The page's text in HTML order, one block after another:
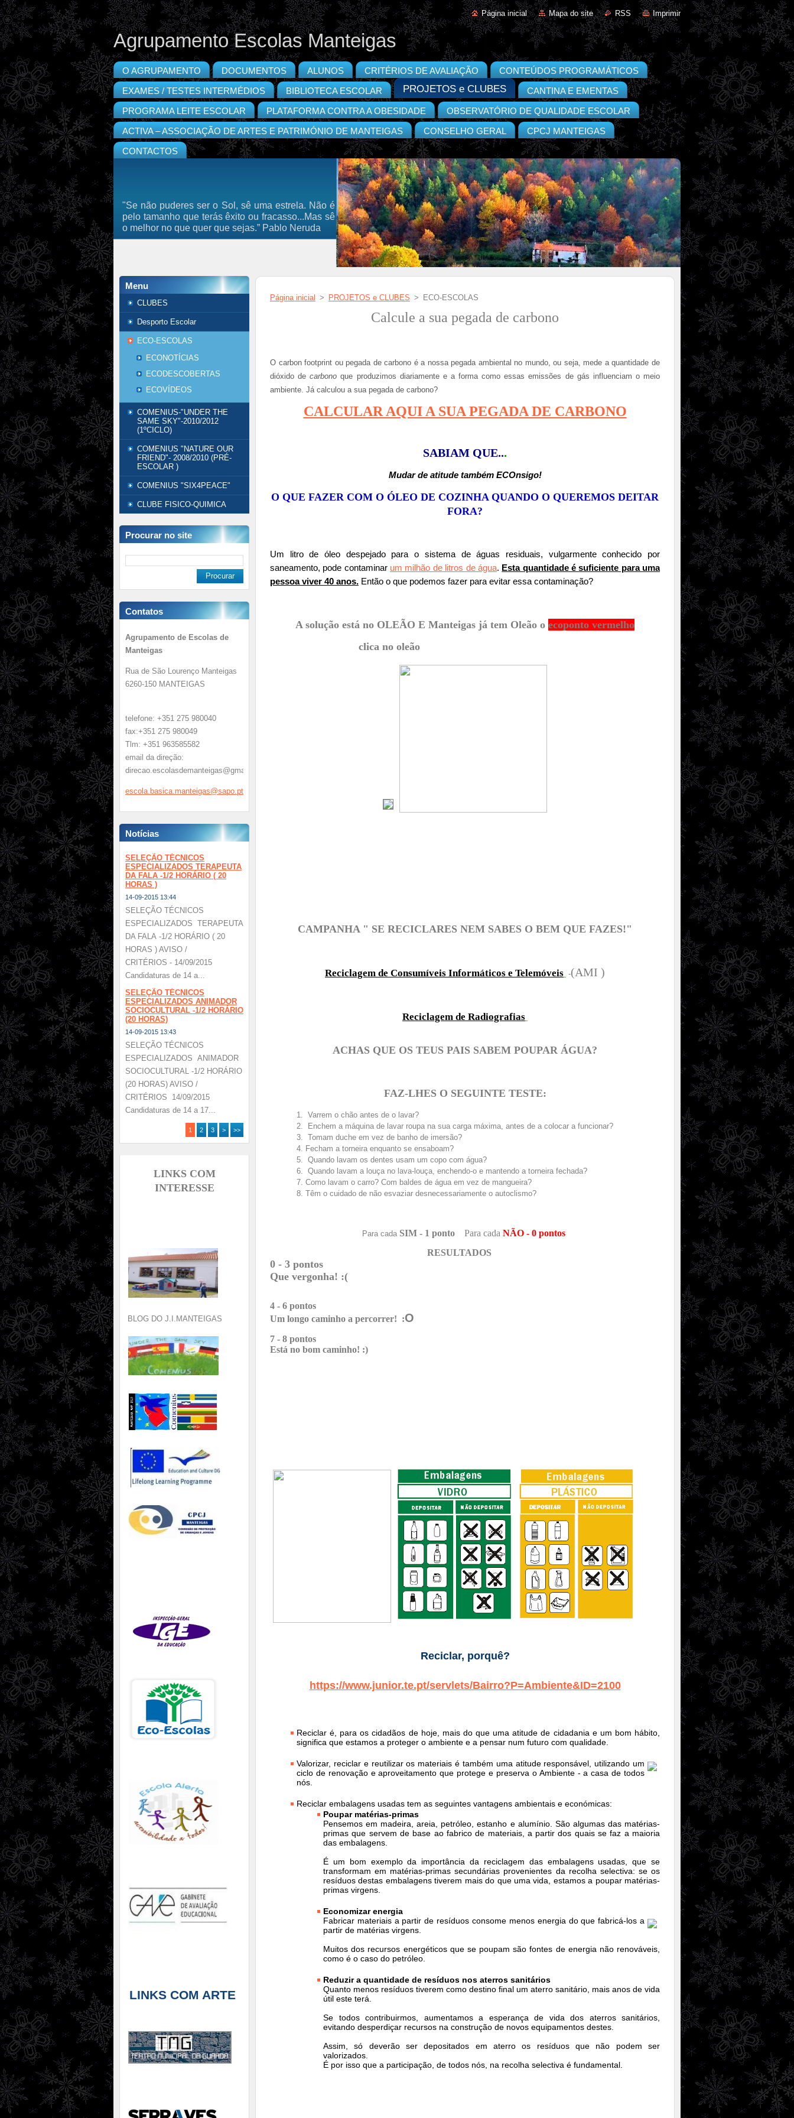
Página inicial Mapa do site RSS Imprimir
Agrupamento Escolas Manteigas
O AGRUPAMENTO DOCUMENTOS ALUNOS CRITÉRIOS DE AVALIAÇÃO CONTEÚDOS PROGRAMÁTICOS
EXAMES / TESTES INTERMÉDIOS BIBLIOTECA ESCOLAR PROJETOS e CLUBES CANTINA E EMENTAS
PROGRAMA LEITE ESCOLAR PLATAFORMA CONTRA A OBESIDADE OBSERVATÓRIO DE QUALIDADE ESCOLAR
ACTIVA – ASSOCIAÇÃO DE ARTES E PATRIMÓNIO DE MANTEIGAS CONSELHO GERAL CPCJ MANTEIGAS
CONTACTOS
"Se não puderes ser o Sol, sê uma estrela. Não é
pelo tamanho que terás êxito ou fracasso...Mas sê
o melhor no que quer que sejas.” Pablo Neruda
Menu
CLUBES
Desporto Escolar
ECO-ESCOLAS
ECONOTÍCIAS
ECODESCOBERTAS
ECOVÍDEOS
COMENIUS-"UNDER THE
SAME SKY"-2010/2012
(1ºCICLO)
COMENIUS "NATURE OUR
FRIEND"- 2008/2010 (PRÉ-
ESCOLAR )
COMENIUS "SIX4PEACE"
CLUBE FISICO-QUIMICA
Procurar no site
Contatos
Agrupamento de Escolas de
Manteigas
Rua de São Lourenço Manteigas
6260-150 MANTEIGAS
telefone: +351 275 980040
fax:+351 275 980049
Tlm: +351 963585582
email da direção:
direcao.escolasdemanteigas@gmail.com
escola.basica.manteigas@sapo.pt
Notícias
SELEÇÃO TÉCNICOS
ESPECIALIZADOS TERAPEUTA
DA FALA -1/2 HORÁRIO ( 20
HORAS )
14-09-2015 13:44
SELEÇÃO TÉCNICOS
ESPECIALIZADOS TERAPEUTA
DA FALA -1/2 HORÁRIO ( 20
HORAS ) AVISO /
CRITÉRIOS - 14/09/2015
Candidaturas de 14 a...
SELEÇÃO TÉCNICOS
ESPECIALIZADOS ANIMADOR
SOCIOCULTURAL -1/2 HORÁRIO
(20 HORAS)
14-09-2015 13:43
SELEÇÃO TÉCNICOS
ESPECIALIZADOS ANIMADOR
SOCIOCULTURAL -1/2 HORÁRIO
(20 HORAS) AVISO /
CRITÉRIOS 14/09/2015
Candidaturas de 14 a 17...
1 2 3 > >>
LINKS COM
INTERESSE
BLOG DO J.I.MANTEIGAS
LINKS COM ARTE
Página inicial > PROJETOS e CLUBES > ECO-ESCOLAS
Calcule a sua pegada de carbono
O carbon footprint ou pegada de carbono é a nossa pegada ambiental no mundo, ou seja, mede a quantidade de
dióxido decarbono que produzimos diariamente e a forma como essas emissões de gás influenciam o meio
ambiente. Já calculou a sua pegada de carbono?
CALCULAR AQUI A SUA PEGADA DE CARBONO
SABIAM QUE...
Mudar de atitude também ECOnsigo!
O QUE FAZER COM O ÓLEO DE COZINHA QUANDO O QUEREMOS DEITAR
FORA?
Um litro de óleo despejado para o sistema de águas residuais, vulgarmente conhecido por
saneamento, pode contaminar um milhão de litros de água. Esta quantidade é suficiente para uma
pessoa viver 40 anos. Então o que podemos fazer para evitar essa contaminação?
A solução está no OLEÃO E Manteigas já tem Oleão o ecoponto vermelho
clica no oleão
CAMPANHA " SE RECICLARES NEM SABES O BEM QUE FAZES!"
Reciclagem de Consumíveis Informáticos e Telemóveis -(AMI )
Reciclagem de Radiografias
ACHAS QUE OS TEUS PAIS SABEM POUPAR ÁGUA?
FAZ-LHES O SEGUINTE TESTE:
Varrem o chão antes de o lavar?
Enchem a máquina de lavar roupa na sua carga máxima, antes de a colocar a funcionar?
Tomam duche em vez de banho de imersão?
Fecham a torneira enquanto se ensaboam?
Quando lavam os dentes usam um copo com água?
Quando lavam a louça no lava-louça, enchendo-o e mantendo a torneira fechada?
Como lavam o carro? Com baldes de água em vez de mangueira?
Têm o cuidado de não esvaziar desnecessariamente o autoclismo?
Para cada SIM - 1 ponto Para cada NÃO - 0 pontos
RESULTADOS
0 - 3 pontos
Que vergonha! :(
4 - 6 pontos
Um longo caminho a percorrer! :O
7 - 8 pontos
Está no bom caminho! :)
Reciclar, porquê?
https://www.junior.te.pt/servlets/Bairro?P=Ambiente&ID=2100
Reciclar é, para os cidadãos de hoje, mais do que uma atitude de cidadania e um bom hábito,
significa que estamos a proteger o ambiente e a pensar num futuro com qualidade.
Valorizar, reciclar e reutilizar os materiais é também uma atitude responsável, utilizando um
ciclo de renovação e aproveitamento que protege e preserva o Ambiente - a casa de todos
nós.
Reciclar embalagens usadas tem as seguintes vantagens ambientais e económicas:
Poupar matérias-primas
Pensemos em madeira, areia, petróleo, estanho e alumínio. São algumas das matérias-
primas que servem de base ao fabrico de materiais, a partir dos quais se faz a maioria
das embalagens.
É um bom exemplo da importância da reciclagem das embalagens usadas, que se
transformam em matérias-primas secundárias provenientes da recolha selectiva: se os
resíduos destas embalagens tiverem mais do que uma vida, estamos a poupar matérias-
primas virgens.
Economizar energia
Fabricar materiais a partir de resíduos consome menos energia do que fabricá-los a
partir de matérias virgens.
Muitos dos recursos energéticos que se poupam são fontes de energia não renováveis,
como é o caso do petróleo.
Reduzir a quantidade de resíduos nos aterros sanitários
Quanto menos resíduos tiverem como destino final um aterro sanitário, mais anos de vida
útil este terá.
Se todos contribuirmos, aumentamos a esperança de vida dos aterros sanitários,
evitando desperdiçar recursos na construção de novos equipamentos destes.
Assim, só deverão ser depositados em aterro os resíduos que não podem ser
valorizados.
É por isso que a participação, de todos nós, na recolha selectiva é fundamental.